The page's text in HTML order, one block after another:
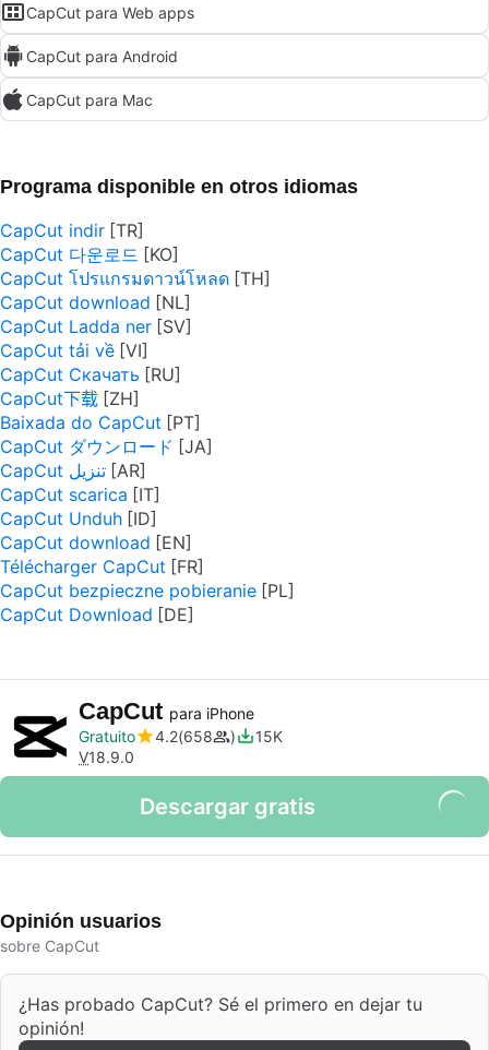
CapCut para Web apps
CapCut para Android
CapCut para Mac
Programa disponible en otros idiomas
CapCut indir
CapCut 다운로드
CapCut โปรแกรมดาวน์โหลด
CapCut download
CapCut Ladda ner
CapCut tải về
CapCut Скачать
CapCut下载
Baixada do CapCut
CapCut ダウンロード
CapCut تنزيل
CapCut scarica
CapCut Unduh
CapCut download
Télécharger CapCut
CapCut bezpieczne pobieranie
CapCut Download
CapCut para iPhone
Gratuito
4.2 658
15K
V18.9.0
Descargar gratis
Opinión usuarios
sobre CapCut
¿Has probado CapCut? Sé el primero en dejar tu
opinión!